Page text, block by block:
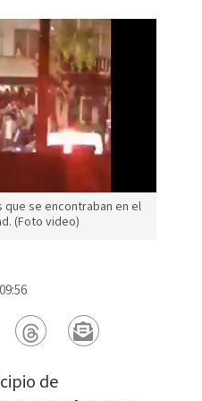
que se encontraban en el
(Foto video)
de